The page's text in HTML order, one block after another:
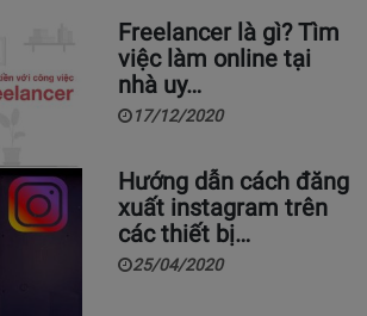
Freelancer là gì? Tìm
việc làm online tại
nhà uy…
17/12/2020
Hướng dẫn cách đăng
xuất instagram trên
các thiết bị…
25/04/2020